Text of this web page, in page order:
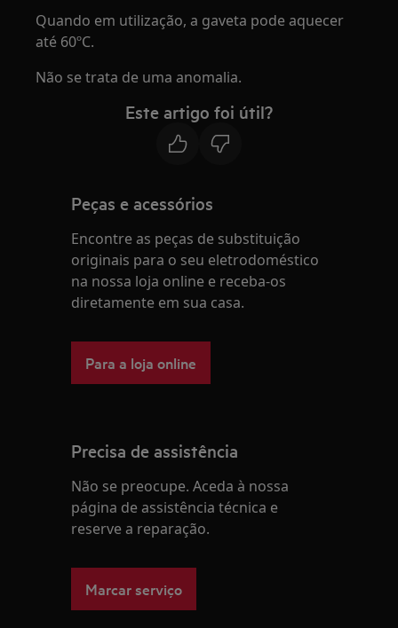
Quando em utilização, a gaveta pode aquecer
até 60ºC.
Não se trata de uma anomalia.
Este artigo foi útil?
Peças e acessórios
Encontre as peças de substituição
originais para o seu eletrodoméstico
na nossa loja online e receba-os
diretamente em sua casa.
Para a loja online
Precisa de assistência
Não se preocupe. Aceda à nossa
página de assistência técnica e
reserve a reparação.
Marcar serviço